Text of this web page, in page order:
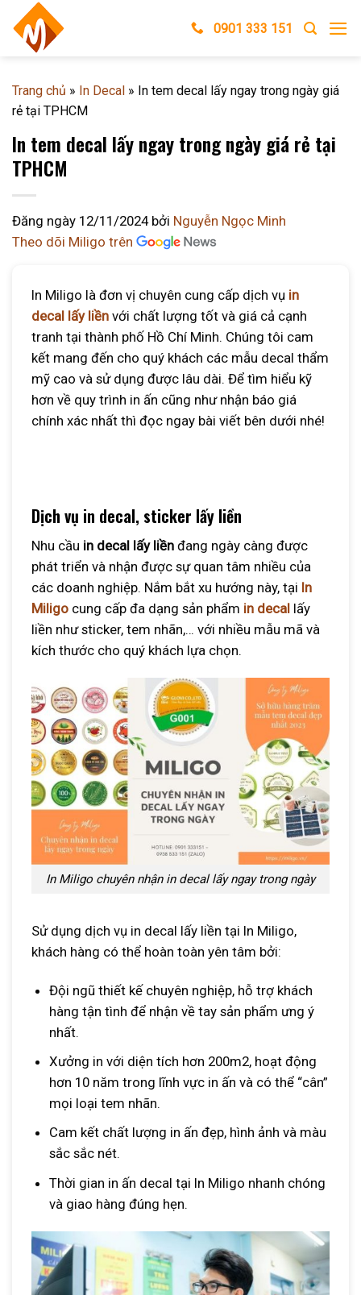
content
0901 333 151
Trang chủ » In Decal » In tem decal lấy ngay trong ngày giá
rẻ tại TPHCM
In tem decal lấy ngay trong ngày giá rẻ tại
TPHCM
Đăng ngày 12/11/2024bởi Nguyễn Ngọc Minh
Theo dõi Miligo trên
In Miligo là đơn vị chuyên cung cấp dịch vụ in
decal lấy liền với chất lượng tốt và giá cả cạnh
tranh tại thành phố Hồ Chí Minh. Chúng tôi cam
kết mang đến cho quý khách các mẫu decal thẩm
mỹ cao và sử dụng được lâu dài. Để tìm hiểu kỹ
hơn về quy trình in ấn cũng như nhận báo giá
chính xác nhất thì đọc ngay bài viết bên dưới nhé!
Dịch vụ in decal, sticker lấy liền
Nhu cầu in decal lấy liền đang ngày càng được
phát triển và nhận được sự quan tâm nhiều của
các doanh nghiệp. Nắm bắt xu hướng này, tại In
Miligo cung cấp đa dạng sản phẩm in decal lấy
liền như sticker, tem nhãn,… với nhiều mẫu mã và
kích thước cho quý khách lựa chọn.
In Miligo chuyên nhận in decal lấy ngay trong ngày
Sử dụng dịch vụ in decal lấy liền tại In Miligo,
khách hàng có thể hoàn toàn yên tâm bởi:
Đội ngũ thiết kế chuyên nghiệp, hỗ trợ khách
hàng tận tình để nhận về tay sản phẩm ưng ý
nhất.
Xưởng in với diện tích hơn 200m2, hoạt động
hơn 10 năm trong lĩnh vực in ấn và có thể “cân”
mọi loại tem nhãn.
Cam kết chất lượng in ấn đẹp, hình ảnh và màu
sắc sắc nét.
Thời gian in ấn decal tại In Miligo nhanh chóng
và giao hàng đúng hẹn.